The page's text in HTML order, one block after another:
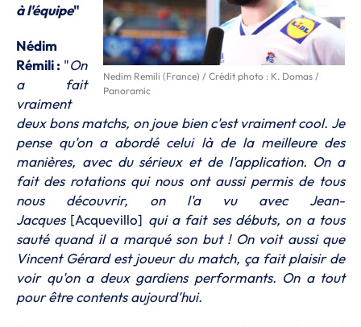
Nedim Remili (France) / Crédit photo : K. Domas /
Panoramic
à l'équipe"
Nédim
Rémili : "On
a fait
vraiment
deux bons matchs, on joue bien c'est vraiment cool. Je
pense qu'on a abordé celui là de la meilleure des
manières, avec du sérieux et de l'application. On a
fait des rotations qui nous ont aussi permis de tous
nous découvrir, on l'a vu avec Jean-
Jacques [Acquevillo] qui a fait ses débuts, on a tous
sauté quand il a marqué son but ! On voit aussi que
Vincent Gérard est joueur du match, ça fait plaisir de
voir qu'on a deux gardiens performants. On a tout
pour être contents aujourd'hui.